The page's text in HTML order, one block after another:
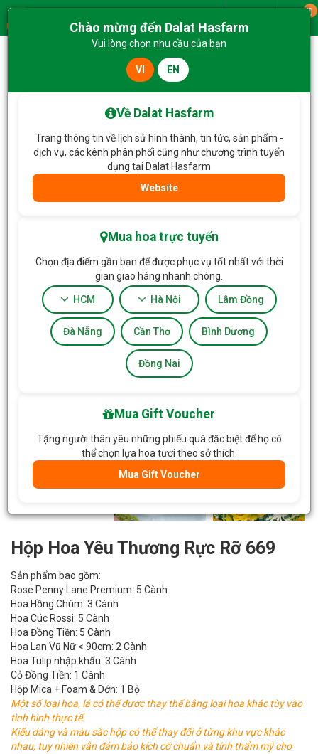
Menu
0
Hoa Tặng & Hoa Dịch Vụ
Hộp Hoa Yêu Thương Rực Rỡ 669
Sản phẩm bao gồm:
Rose Penny Lane Premium: 5 Cành
Hoa Hồng Chùm: 3 Cành
Hoa Cúc Rossi: 5 Cành
Hoa Đồng Tiền: 5 Cành
Hoa Lan Vũ Nữ < 90cm: 2 Cành
Hoa Tulip nhập khẩu: 3 Cành
Cỏ Đồng Tiền: 1 Cành
Hộp Mica + Foam & Dớn: 1 Bộ
Một số loại hoa, lá có thể được thay thế bằng loại hoa khác tùy vào
tình hình thực tế.
Kiểu dáng và màu sắc hộp có thể thay đổi ở từng khu vực khác
nhau, tuy nhiên vẫn đảm bảo kích cỡ chuẩn và tính thẩm mỹ cho
Chào mừng đến Dalat Hasfarm
Vui lòng chọn nhu cầu của bạn
VI EN
Về Dalat Hasfarm
Trang thông tin về lịch sử hình thành, tin tức, sản phẩm -
dịch vụ, các kênh phân phối cũng như chương trình tuyển
dụng tại Dalat Hasfarm
Website
Mua hoa trực tuyến
Chọn địa điểm gần bạn để được phục vụ tốt nhất với thời
gian giao hàng nhanh chóng.
HCM Hà Nội Lâm Đồng
Đà Nẵng Cần Thơ Bình Dương
Đồng Nai
Mua Gift Voucher
Tặng người thân yêu những phiếu quà đặc biệt để họ có
thể chọn lựa hoa tươi theo sở thích.
Mua Gift Voucher